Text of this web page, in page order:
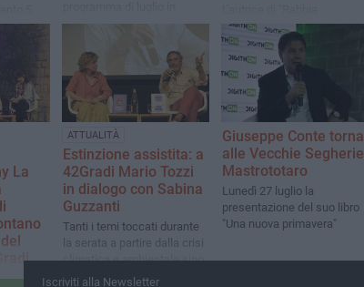
in
libro
libreria
proteggimi" è stata ospite
della rassegna 42Gradi
presso le Vecchie Segherie
Mastrototaro
La
ATTUALITÀ
Estinzione assistita: a
42Gradi Mario Tozzi
in dialogo con Sabina
Guzzanti
​Tanti i temi toccati durante
la serata a partire dalla crisi
climatica e ambientale sino
a questioni di attualità
Giuseppe Conte torna
alle Vecchie Segherie
Mastrototaro
Lunedì 27 luglio la
presentazione del suo libro
"Una nuova primavera"
Iscriviti alla Newsletter